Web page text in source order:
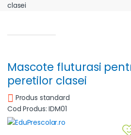
clasei
Mascote fluturasi
peretilor clasei
Produs standard
Cod Produs: IDM01